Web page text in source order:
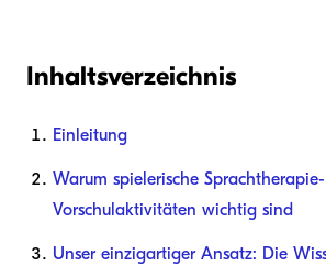
Inhaltsverzeichnis
Einleitung
Warum spielerische Sprachtherapie-
Vorschulaktivitäten wichtig sind
Unser einzigartiger Ansatz: Die